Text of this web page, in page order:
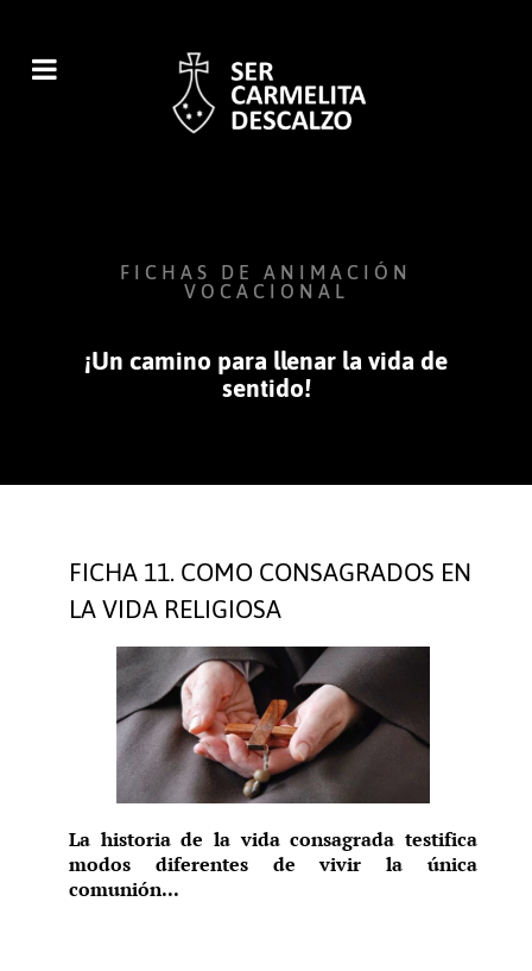
FICHAS DE ANIMACIÓN
VOCACIONAL
¡Un camino para llenar la vida de
sentido!
FICHA 11. COMO CONSAGRADOS EN
LA VIDA RELIGIOSA
La historia de la vida consagrada testifica
modos diferentes de vivir la única
comunión...